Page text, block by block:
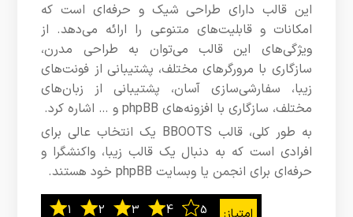
این قالب دارای طراحی شیک و حرفه‌ای است که
امکانات و قابلیت‌های متنوعی را ارائه می‌دهد. از
ویژگی‌های این قالب می‌توان به طراحی مدرن،
سازگاری با مرورگرهای مختلف، پشتیبانی از فونت‌های
زیبا، سفارشی‌سازی آسان، پشتیبانی از زبان‌های
مختلف، سازگاری با افزونه‌های phpBB و … اشاره کرد.
به طور کلی، قالب BBOOTS یک انتخاب عالی برای
افرادی است که به دنبال یک قالب زیبا، واکنشگرا و
حرفه‌ای برای انجمن یا وبسایت phpBB خود هستند.